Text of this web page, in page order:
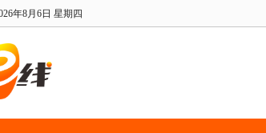
年8月6日 星期四